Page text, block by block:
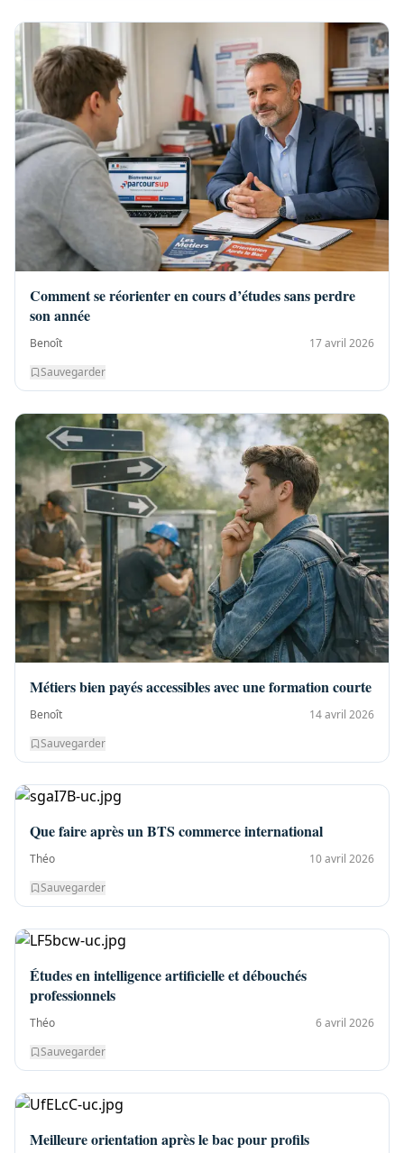
Comment se réorienter en cours d’études sans perdre
son année
Benoît
17 avril 2026
Sauvegarder
Métiers bien payés accessibles avec une formation courte
Benoît
14 avril 2026
Sauvegarder
Que faire après un BTS commerce international
Théo
10 avril 2026
Sauvegarder
Études en intelligence artificielle et débouchés
professionnels
Théo
6 avril 2026
Sauvegarder
Meilleure orientation après le bac pour profils